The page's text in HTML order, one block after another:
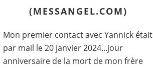
(MESSANGEL.COM)
Mon premier contact avec Yannick était
par mail le 20 janvier 2024...jour
anniversaire de la mort de mon frère